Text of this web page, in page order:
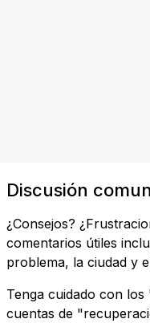
Discusión
¿Consejos?
comentarios útiles
problema, la ciudad y
Tenga cuidado con
cuentas de